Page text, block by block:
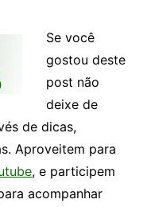
Se você
gostou deste
post não
deixe de
de dicas,
Aproveitem para
, e participem
acompanhar